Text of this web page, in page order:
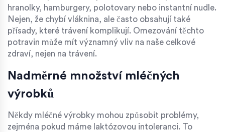
hranolky, hamburgery, polotovary nebo instantní nudle.
Nejen, že chybí vláknina, ale často obsahují také
přísady, které trávení komplikují. Omezování těchto
potravin může mít významný vliv na naše celkové
zdraví, nejen na trávení.
Nadměrné množství mléčných
výrobků
Někdy mléčné výrobky mohou způsobit problémy,
zejména pokud máme laktózovou intoleranci. To